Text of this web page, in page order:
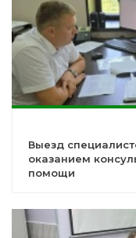
Выезд
оказанием
помощи